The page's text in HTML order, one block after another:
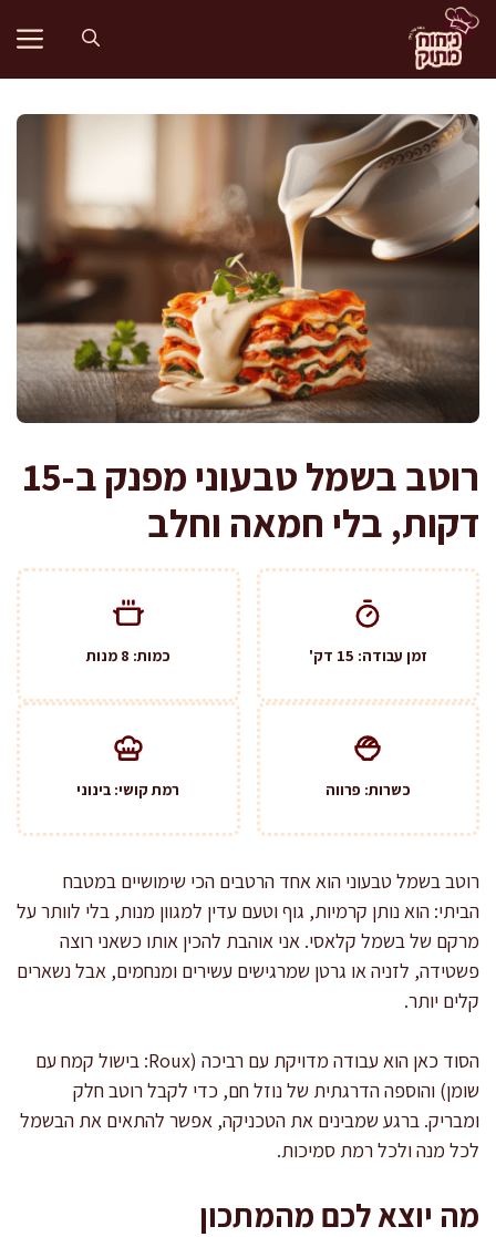
לדלג
לתוכן
רוטב בשמל טבעוני מפנק ב-15
דקות, בלי חמאה וחלב
זמן עבודה: 15 דק' כמות: 8 מנות
כשרות: פרווה רמת קושי: בינוני
רוטב בשמל טבעוני הוא אחד הרטבים הכי שימושיים במטבח
הביתי: הוא נותן קרמיות, גוף וטעם עדין למגוון מנות, בלי לוותר על
מרקם של בשמל קלאסי. אני אוהבת להכין אותו כשאני רוצה
פשטידה, לזניה או גרטן שמרגישים עשירים ומנחמים, אבל נשארים
קלים יותר.
הסוד כאן הוא עבודה מדויקת עם רביכה (Roux: בישול קמח עם
שומן) והוספה הדרגתית של נוזל חם, כדי לקבל רוטב חלק
ומבריק. ברגע שמבינים את הטכניקה, אפשר להתאים את הבשמל
לכל מנה ולכל רמת סמיכות.
מה יוצא לכם מהמתכון